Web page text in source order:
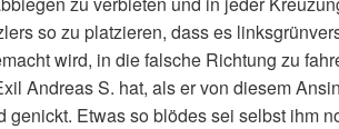
so zu platzieren, dass es
wird, in die falsche Richtung zu
Andreas S. hat, als er von diesem
genickt. Etwas so blödes sei selbst ihm